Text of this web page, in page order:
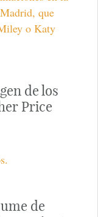
que
o Katy
de los
Price
de